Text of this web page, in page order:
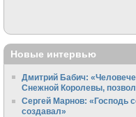
Новые интервью
Дмитрий Бабич:
Снежной Королевы,
Сергей Марнов: «Господь
создавал»